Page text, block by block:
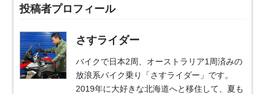
投稿者プロフィール
さすライダー
バイクで日本2周、オーストラリア1周済みの
放浪系バイク乗り「さすライダー」です。
2019年に大好きな北海道へと移住して、夏も